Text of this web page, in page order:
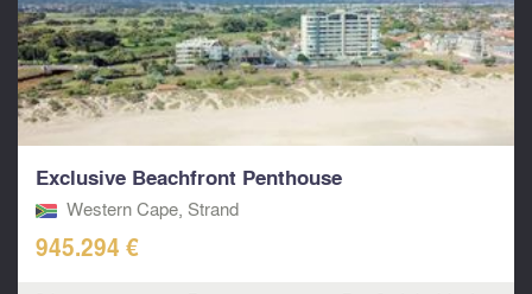
Exclusive Beachfront Penthouse
Western Cape, Strand
945.294 €